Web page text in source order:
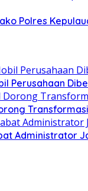
Polres
Perusahaan
Administrator